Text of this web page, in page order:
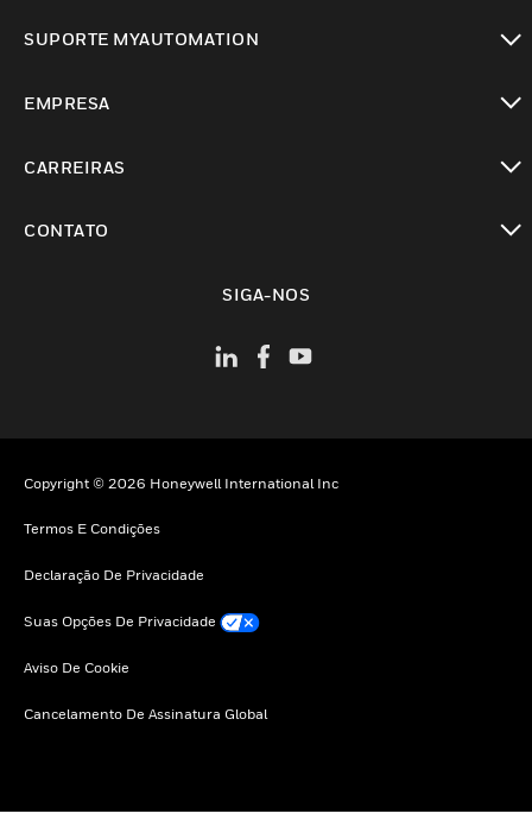
SUPORTE MYAUTOMATION
EMPRESA
CARREIRAS
CONTATO
SIGA-NOS
Copyright © 2026 Honeywell International Inc
Termos E Condições
Declaração De Privacidade
Suas Opções De Privacidade
Aviso De Cookie
Cancelamento De Assinatura Global